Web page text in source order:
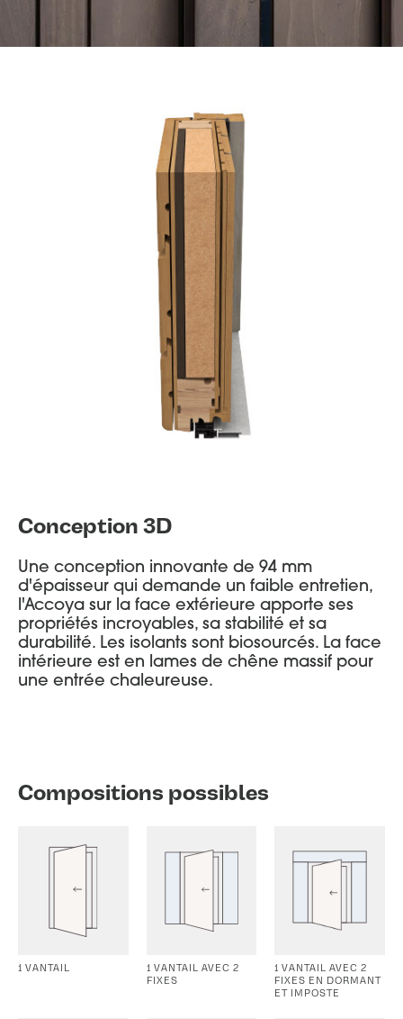
Conception 3D
Une conception innovante de 94 mm
d'épaisseur qui demande un faible entretien,
l'Accoya sur la face extérieure apporte ses
propriétés incroyables, sa stabilité et sa
durabilité. Les isolants sont biosourcés. La face
intérieure est en lames de chêne massif pour
une entrée chaleureuse.
Compositions possibles
1 VANTAIL
1 VANTAIL AVEC 2
FIXES
1 VANTAIL AVEC 2
FIXES EN DORMANT
ET IMPOSTE